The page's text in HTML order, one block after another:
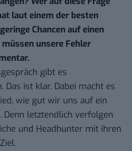
laut einem der besten
Chancen auf einen
unsere Fehler
gibt es
Das ist klar. Dabei macht es
wie gut wir uns auf ein
Denn letztendlich verfolgen
und Headhunter mit ihren